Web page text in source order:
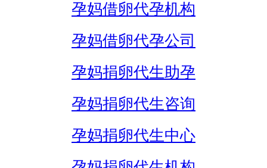
孕妈借卵代孕机构
孕妈借卵代孕公司
孕妈捐卵代生助孕
孕妈捐卵代生咨询
孕妈捐卵代生中心